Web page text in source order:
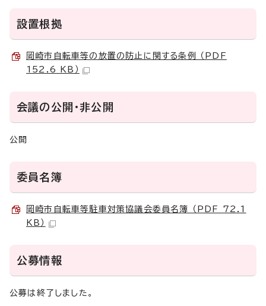
設置根拠
岡崎市自転車等の放置の防止に関する条例 （PDF
152.6 KB）
会議の公開・非公開
公開
委員名簿
岡崎市自転車等駐車対策協議会委員名簿 （PDF 72.1
KB）
公募情報
公募は終了しました。